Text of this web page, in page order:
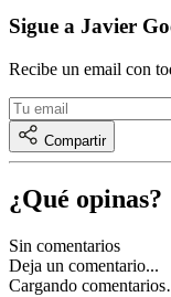
Sigue a Javier
Recibe un email con
Compartir
¿Qué opinas?
Sin comentarios
Deja un comentario...
Cargando